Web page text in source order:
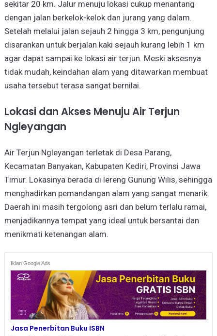
sekitar 20 km. Jalur menuju lokasi cukup menantang
dengan jalan berkelok-kelok dan jurang yang dalam.
Setelah melalui jalan sejauh 2 hingga 3 km, pengunjung
disarankan untuk berjalan kaki sejauh kurang lebih 1 km
agar dapat sampai ke lokasi air terjun. Meski aksesnya
tidak mudah, keindahan alam yang ditawarkan membuat
usaha tersebut terasa sangat bernilai.
Lokasi dan Akses Menuju Air Terjun
Ngleyangan
Air Terjun Ngleyangan terletak di Desa Parang,
Kecamatan Banyakan, Kabupaten Kediri, Provinsi Jawa
Timur. Lokasinya berada di lereng Gunung Wilis, sehingga
menghadirkan pemandangan alam yang sangat menarik.
Daerah ini masih tergolong asri dan belum terlalu ramai,
menjadikannya tempat yang ideal untuk bersantai dan
menikmati ketenangan alam.
Iklan Google Ads
Jasa Penerbitan Buku ISBN